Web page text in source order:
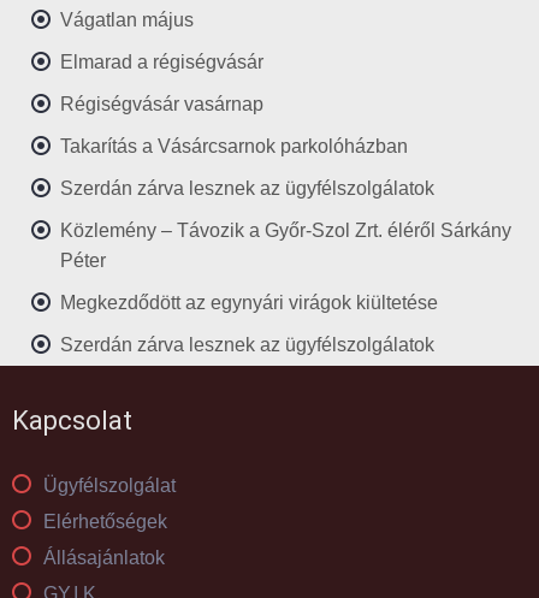
Vágatlan május
Elmarad a régiségvásár
Régiségvásár vasárnap
Takarítás a Vásárcsarnok parkolóházban
Szerdán zárva lesznek az ügyfélszolgálatok
Közlemény – Távozik a Győr-Szol Zrt. éléről Sárkány
Péter
Megkezdődött az egynyári virágok kiültetése
Szerdán zárva lesznek az ügyfélszolgálatok
Kapcsolat
Ügyfélszolgálat
Elérhetőségek
Állásajánlatok
GY.I.K.